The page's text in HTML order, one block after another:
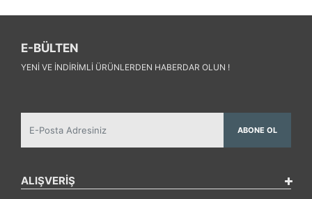
E-BÜLTEN
YENI VE INDIRIMLI ÜRÜNLERDEN HABERDAR OLUN !
ABONE OL
ALIŞVERİŞ